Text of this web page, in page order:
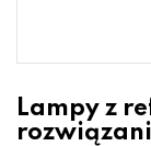
Lampy z